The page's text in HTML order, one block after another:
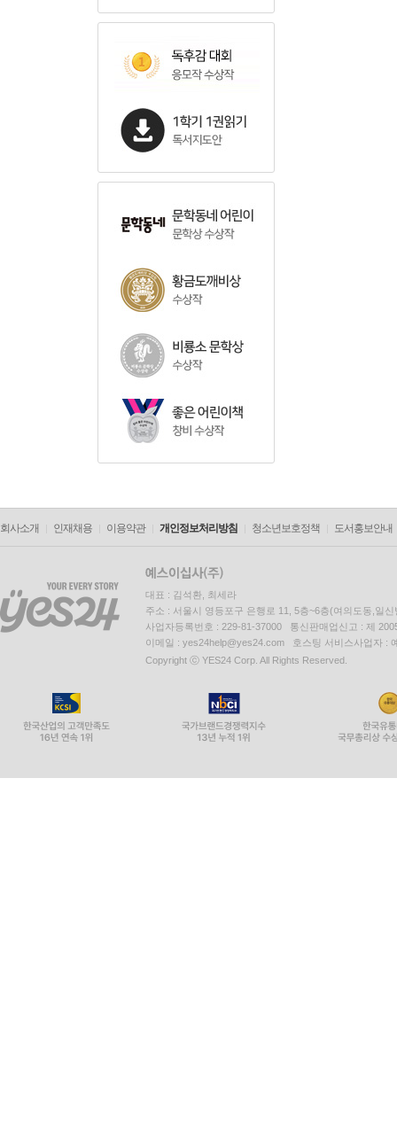
회사소개 인재채용 이용약관 개인정보처리방침 청소년보호정책 도서홍보안내
대표 : 김석환, 최세라
주소 : 서울시 영등포구 은행로 11, 5층~6층(여의도동,일신
사업자등록번호 : 229-81-37000 통신판매업신고 : 제
이메일 : yes24help@yes24.com 호스팅 서비스사업자 :
Copyright ⓒ YES24 Corp. All Rights Reserved.